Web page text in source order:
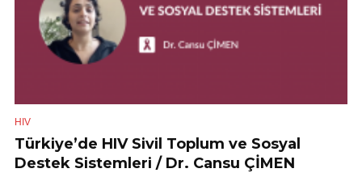
HIV
Türkiye’de HIV Sivil Toplum ve Sosyal
Destek Sistemleri / Dr. Cansu ÇİMEN